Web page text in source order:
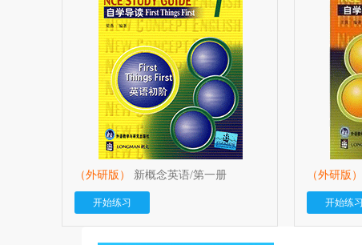
（外研版） 新概念英语/第一册
开始练习
（外研版）
开始练习